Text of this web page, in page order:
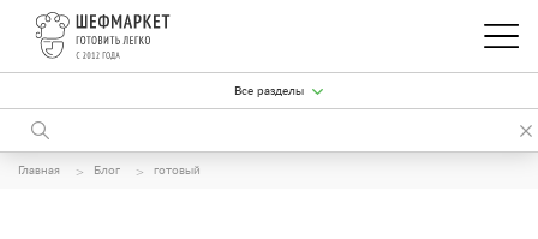
Все разделы
Главная Блог готовый